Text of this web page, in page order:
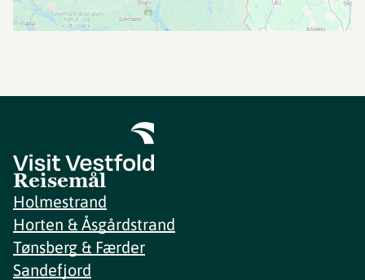
Reisemål
Holmestrand
Horten & Åsgårdstrand
Tønsberg & Færder
Sandefjord